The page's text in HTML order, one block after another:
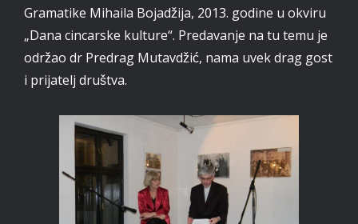
Gramatike Mihaila Bojadžija, 2013. godine u okviru
„Dana cincarske kulture“. Predavanje na tu temu je
održao dr Predrag Mutavdžić, nama uvek drag gost
i prijatelj društva.